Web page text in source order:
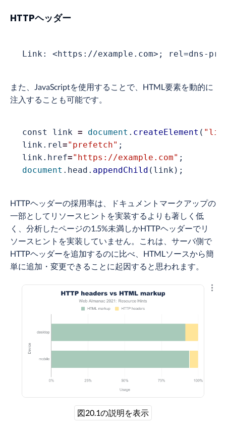
HTTPヘッダー
Link: <https://example.com>; rel=dns-
また、JavaScriptを使用することで、HTML要素を動的に
注入することも可能です。
const link = document . createElement (
link.rel="prefetch" ;
link.href="https://example.com"
document .head. appendChild (link);
HTTPヘッダーの採用率は、ドキュメントマークアップの
一部としてリソースヒントを実装するよりも著しく低
く、分析したページの1.5%未満しかHTTPヘッダーでリ
ソースヒントを実装していません。これは、サーバ側で
HTTPヘッダーを追加するのに比べ、HTMLソースから簡
単に追加・変更できることに起因すると思われます。
結
図20.1の説明を表示